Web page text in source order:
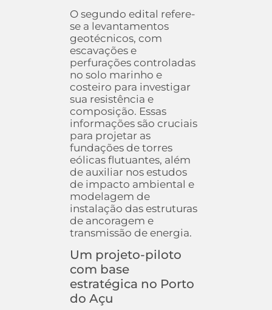
O segundo edital refere-
se a levantamentos
geotécnicos, com
escavações e
perfurações controladas
no solo marinho e
costeiro para investigar
sua resistência e
composição. Essas
informações são cruciais
para projetar as
fundações de torres
eólicas flutuantes, além
de auxiliar nos estudos
de impacto ambiental e
modelagem de
instalação das estruturas
de ancoragem e
transmissão de energia.
Um projeto-piloto
com base
estratégica no Porto
do Açu